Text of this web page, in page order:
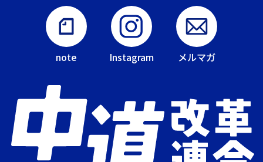
note Instagram メルマガ